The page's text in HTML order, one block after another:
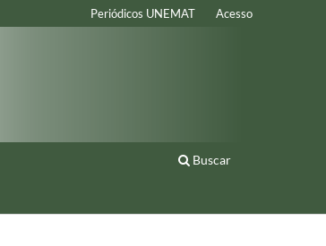
Buscar
Periódicos UNEMAT Acesso